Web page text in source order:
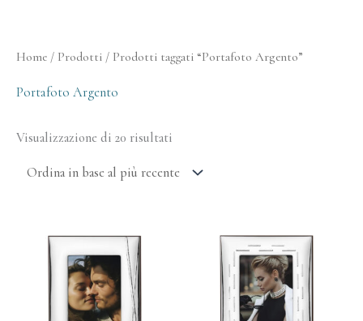
Home / Prodotti / Prodotti taggati “Portafoto Argento”
Portafoto Argento
Visualizzazione di 20 risultati
Ordina
in